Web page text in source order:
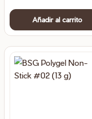
Añadir al carrito